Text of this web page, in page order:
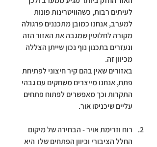
לעיתים רבות, כשהוויטרינות פונות
למערב, אנחנו כמובן מתכננים פרגולה
מקורה לחלוטין שמגבה את האזור הזה
ונעזרים בתכנון נוף נכון שייתן הצללה
מכיוון זה.
באזורים שאין בהם קיר חיצוני לפתיחת
פתח, אנחנו מייצרים משחקים עם גבהי
התקרות וכך מאפשרים לפתוח פתחים
עליים שיכניסו אור.
רוח וזרימת אויר - הבחירה של מיקום
החלל הציבורי וכיוון הפתחים שלו  היא